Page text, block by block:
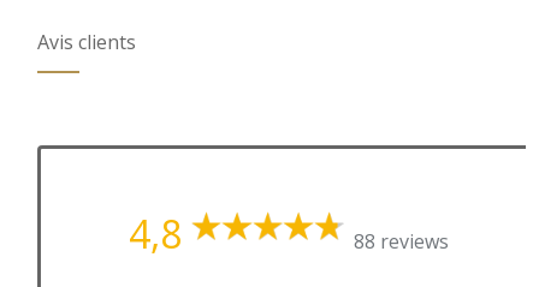
Avis clients
4,8 88 reviews